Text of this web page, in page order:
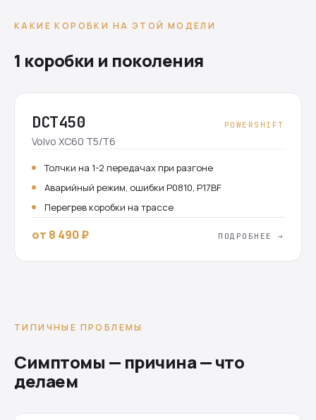
КАКИЕ КОРОБКИ НА ЭТОЙ МОДЕЛИ
1 коробки и поколения
DCT450 POWERSHIFT
Volvo XC60 T5/T6
Толчки на 1-2 передачах при разгоне
Аварийный режим, ошибки P0810, P17BF
Перегрев коробки на трассе
от 8 490 ₽ ПОДРОБНЕЕ →
ТИПИЧНЫЕ ПРОБЛЕМЫ
Симптомы — причина — что
делаем